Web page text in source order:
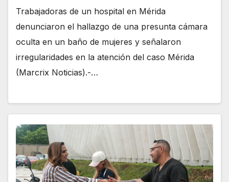
Trabajadoras de un hospital en Mérida
denunciaron el hallazgo de una presunta cámara
oculta en un baño de mujeres y señalaron
irregularidades en la atención del caso Mérida
(Marcrix Noticias).-…